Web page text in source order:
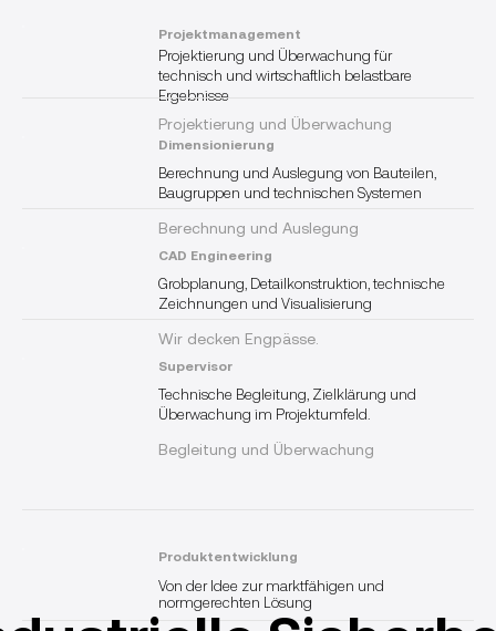
Produktentwicklung
Von der Idee zur marktfähigen und
normgerechten Lösung
Projektmanagement
Projektierung und Überwachung für
technisch und wirtschaftlich belastbare
Ergebnisse
Projektierung und Überwachung
Dimensionierung
Berechnung und Auslegung von Bauteilen,
Baugruppen und technischen Systemen
Berechnung und Auslegung
CAD Engineering
Grobplanung, Detailkonstruktion, technische
Zeichnungen und Visualisierung
Wir decken Engpässe.
Supervisor
Technische Begleitung, Zielklärung und
Überwachung im Projektumfeld.
Begleitung und Überwachung